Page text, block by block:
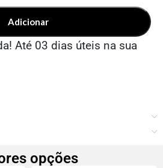
Adicionar
Até 03 dias úteis na sua
opções